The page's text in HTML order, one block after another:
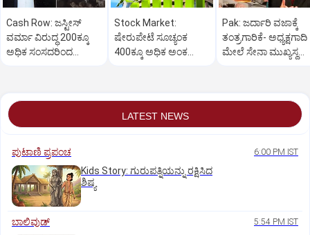
Cash Row: ಜಸ್ಟೀಸ್‌
ವರ್ಮಾ ವಿರುದ್ಧ 200ಕ್ಕೂ
ಅಧಿಕ ಸಂಸದರಿಂದ
Stock Market:
ಷೇರುಪೇಟೆ ಸೂಚ್ಯಂಕ
400ಕ್ಕೂ ಅಧಿಕ ಅಂಕ
Pak: ಜರ್ದಾರಿ ವಜಾಕ್ಕೆ
ತಂತ್ರಗಾರಿಕೆ- ಅಧ್ಯಕ್ಷಗಾದಿ
ಮೇಲೆ ಸೇನಾ ಮುಖ್ಯಸ್ಥ
LATEST NEWS
ಪುಟಾಣಿ ಪ್ರಪಂಚ 6:00 PM IST
Kids Story: ಗುರುಪತ್ನಿಯನ್ನು ರಕ್ಷಿಸಿದ
ಶಿಷ್ಯ
ಬಾಲಿವುಡ್‌ 5:54 PM IST